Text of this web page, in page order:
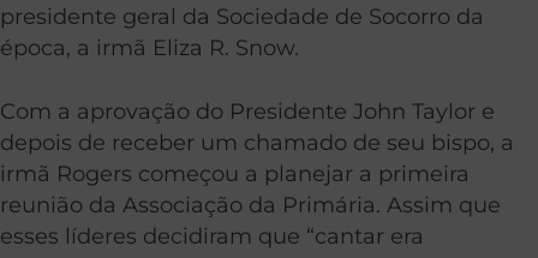
presidente geral da Sociedade de Socorro da
época, a irmã Eliza R. Snow.
Com a aprovação do Presidente John Taylor e
depois de receber um chamado de seu bispo, a
irmã Rogers começou a planejar a primeira
reunião da Associação da Primária. Assim que
esses líderes decidiram que “cantar era